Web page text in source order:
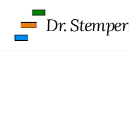
Dr. Stemper